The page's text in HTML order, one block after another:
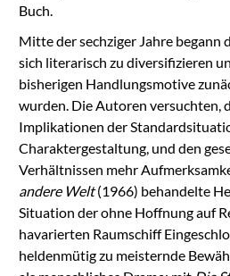
Buch.
Mitte der sechziger Jahre begann
sich literarisch zu diversifizieren
bisherigen Handlungsmotive
wurden. Die Autoren versuchten,
Implikationen der
Charaktergestaltung, und den
Verhältnissen mehr
andere Welt(1966) behandelte
Situation der ohne Hoffnung auf
havarierten Raumschiff
heldenmütig zu meisternde